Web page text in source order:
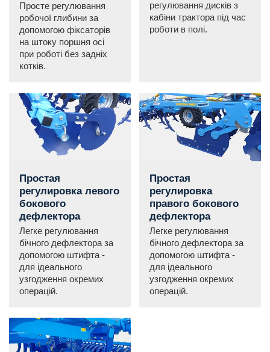
Просте регулювання
робочої глибини за
допомогою фіксаторів
на штоку поршня осі
при роботі без задніх
котків.
регулювання дисків з
кабіни трактора під час
роботи в полі.
Простая
регулировка левого
бокового
дефлектора
Легке регулювання
бічного дефлектора за
допомогою штифта -
для ідеального
узгодження окремих
операцій.
Простая
регулировка
правого бокового
дефлектора
Легке регулювання
бічного дефлектора за
допомогою штифта -
для ідеального
узгодження окремих
операцій.